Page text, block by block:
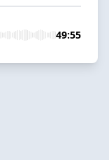
49:55